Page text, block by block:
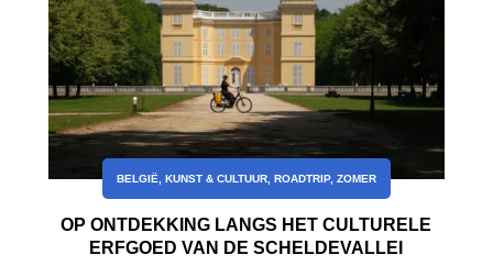
OP ONTDEKKING LANGS HET CULTURELE
ERFGOED VAN DE SCHELDEVALLEI
BELGIË KUNST & CULTUUR, ROADTRIP, ZOMER